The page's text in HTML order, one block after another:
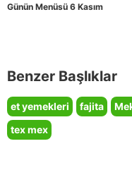
Günün Menüsü 6 Kasım
Benzer Başlıklar
et yemekleri fajita
tex mex